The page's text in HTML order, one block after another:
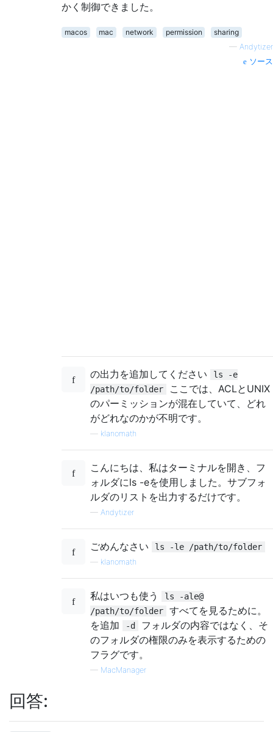
かく制御できました。
macos mac network permission
sharing
— Andytizer
ソース
の出力を追加してください
ls -e
/path/to/folder
ここでは、ACLとUNIX
のパーミッションが混在していて、どれ
がどれなのかが不明です。
klanomath
こんにちは、私はターミナルを開き、フ
ォルダにls -eを使用しました。サブフォ
ルダのリストを出力するだけです。
— Andytizer
ごめんなさい ls -le /path/to/folder
klanomath
私はいつも使う
ls -ale@
/path/to/folder
すべてを見るために。
を追加
-d
フォルダの内容ではなく、そ
のフォルダの権限のみを表示するための
フラグです。
— MacManager
回答: